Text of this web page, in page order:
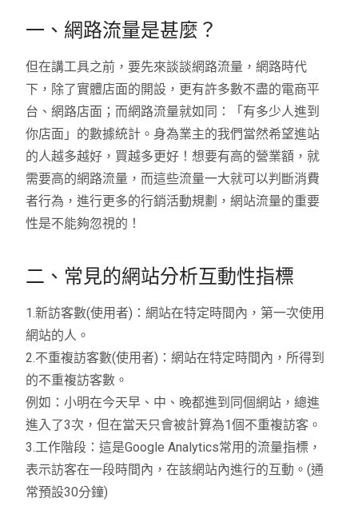
一、網路流量是甚麼？
但在講工具之前，要先來談談網路流量，網路時代
下，除了實體店面的開設，更有許多數不盡的電商平
台、網路店面；而網路流量就如同：「有多少人進到
你店面」的數據統計。身為業主的我們當然希望進站
的人越多越好，買越多更好！想要有高的營業額，就
需要高的網路流量，而這些流量一大就可以判斷消費
者行為，進行更多的行銷活動規劃，網站流量的重要
性是不能夠忽視的！
二、常見的網站分析互動性指標
1.新訪客數(使用者)：網站在特定時間內，第一次使用
網站的人。
2.不重複訪客數(使用者)：網站在特定時間內，所得到
的不重複訪客數。
例如：小明在今天早、中、晚都進到同個網站，總進
進入了3次，但在當天只會被計算為1個不重複訪客。
3.工作階段：這是Google Analytics常用的流量指標，
表示訪客在一段時間內，在該網站內進行的互動。(通
常預設30分鐘)